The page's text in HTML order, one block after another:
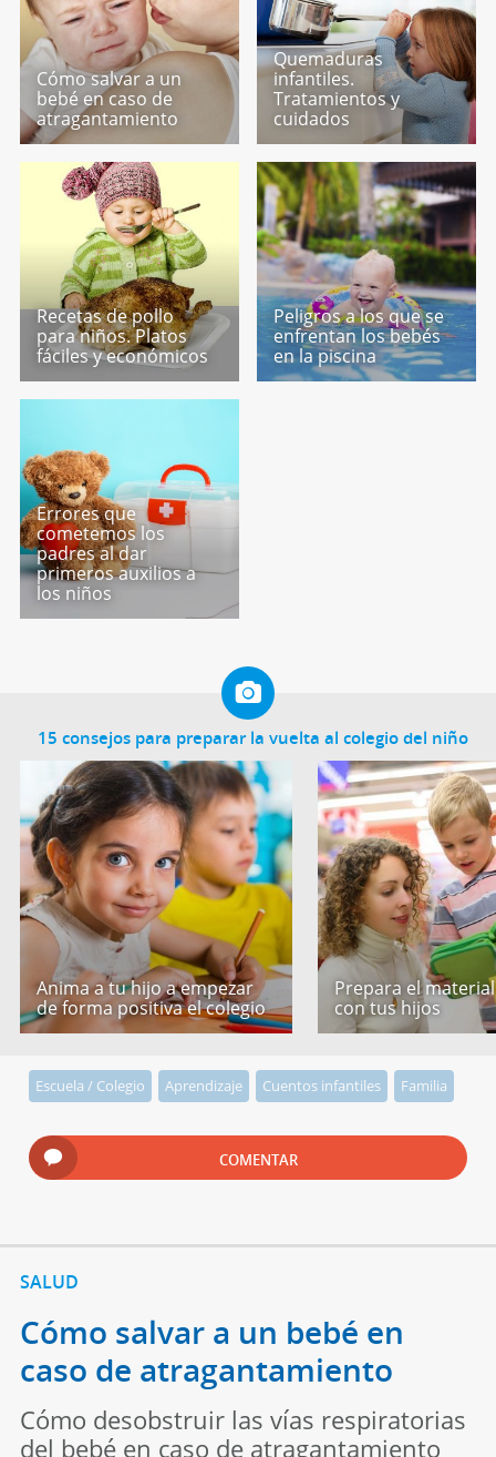
Cómo salvar a un
bebé en caso de
atragantamiento
Quemaduras
infantiles.
Tratamientos y
cuidados
Recetas de pollo
para niños. Platos
fáciles y económicos
Peligros a los que se
enfrentan los bebés
en la piscina
Errores que
cometemos los
padres al dar
primeros auxilios a
los niños
15 consejos para preparar la vuelta al colegio del niño
Anima a tu hijo a empezar
de forma positiva el colegio
Prepara el
con tus hijos
Escuela / Colegio Aprendizaje Cuentos infantiles Familia
COMENTAR
SALUD
Cómo salvar a un bebé en
caso de atragantamiento
Cómo desobstruir las vías respiratorias
del bebé en caso de atragantamiento